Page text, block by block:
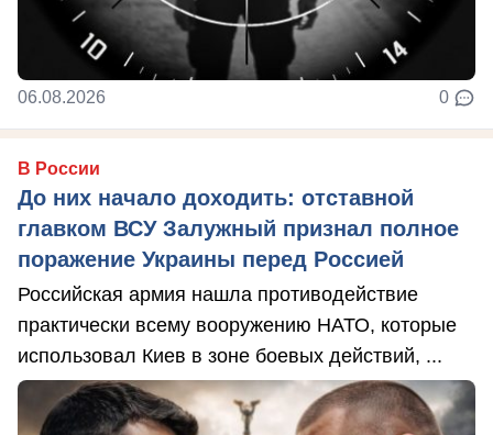
06.08.2026 0
В России
До них начало доходить: отставной
главком ВСУ Залужный признал полное
поражение Украины перед Россией
Российская армия нашла противодействие
практически всему вооружению НАТО, которые
использовал Киев в зоне боевых действий, ...